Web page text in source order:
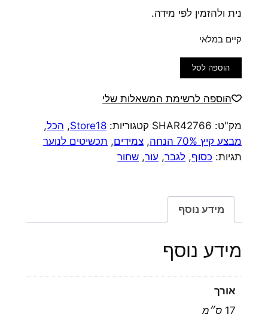
נית ולהזמין לפי מידה.
קיים במלאי
כמות
של
צמיד
דק
שחור
הוספה לסל
הוספה לרשימת המשאלות שלי
מק"ט: SHAR42766 קטגוריות: Store18
, הכל,
מבצע קיץ 70% הנחה
, צמידים, תכשיטים לנוער
תגיות: כסוף, לגבר, עור, שחור
מידע נוסף
מידע נוסף
אורך
17 ס״מ